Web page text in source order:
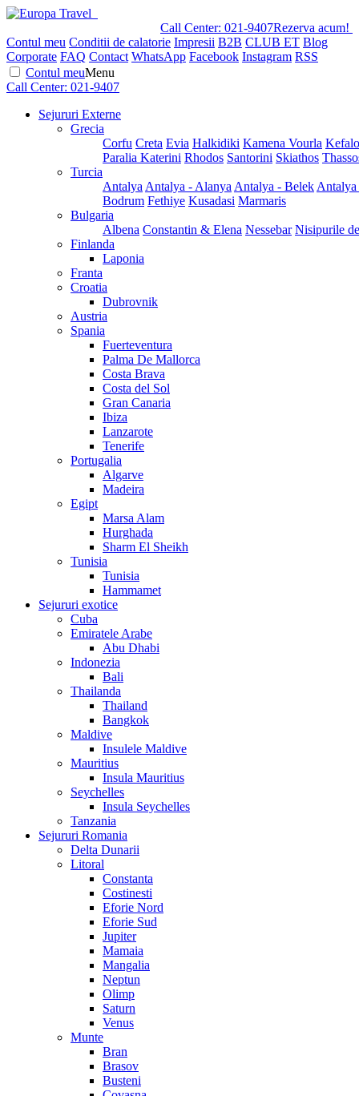
Call Center: 021-9407Rezerva acum!
Contul meu Conditii de calatorie Impresii B2B CLUB ET Blog
Corporate FAQ Contact WhatsApp Facebook Instagram RSS
Contul meuMenu
Call Center: 021-9407
Sejururi Externe
Grecia
Corfu Creta Evia Halkidiki Kamena Vourla
Paralia Katerini Rhodos Santorini Skiathos
Turcia
Antalya Antalya - Alanya Antalya - Belek
Bodrum Fethiye Kusadasi Marmaris
Bulgaria
Albena Constantin & Elena Nessebar Nisipurile
Finlanda
Laponia
Franta
Croatia
Dubrovnik
Austria
Spania
Fuerteventura
Palma De Mallorca
Costa Brava
Costa del Sol
Gran Canaria
Ibiza
Lanzarote
Tenerife
Portugalia
Algarve
Madeira
Egipt
Marsa Alam
Hurghada
Sharm El Sheikh
Tunisia
Tunisia
Hammamet
Sejururi exotice
Cuba
Emiratele Arabe
Abu Dhabi
Indonezia
Bali
Thailanda
Thailand
Bangkok
Maldive
Insulele Maldive
Mauritius
Insula Mauritius
Seychelles
Insula Seychelles
Tanzania
Sejururi Romania
Delta Dunarii
Litoral
Constanta
Costinesti
Eforie Nord
Eforie Sud
Jupiter
Mamaia
Mangalia
Neptun
Olimp
Saturn
Venus
Munte
Bran
Brasov
Busteni